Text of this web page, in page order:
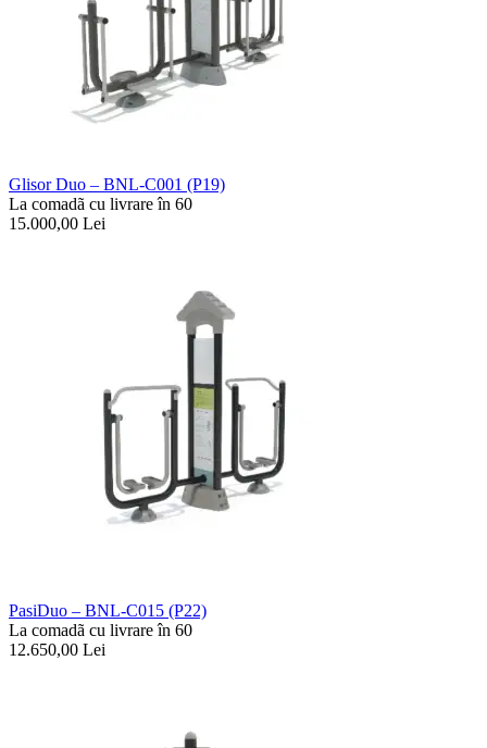
Glisor Duo – BNL-C001 (P19)
La comadã cu livrare în 60
15.000,00 Lei
PasiDuo – BNL-C015 (P22)
La comadã cu livrare în 60
12.650,00 Lei